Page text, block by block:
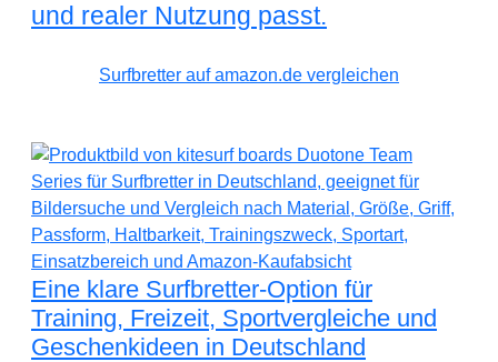
und realer Nutzung passt.
Surfbretter auf amazon.de vergleichen
Eine klare Surfbretter-Option für
Training, Freizeit, Sportvergleiche und
Geschenkideen in Deutschland